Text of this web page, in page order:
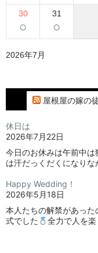
30
○
31
○
2026年7月
屋根屋の嫁の
休日は
2026年7月22日
今日のお休みは午前中
は汗だっくだくになり
Happy Wedding！
2026年5月18日
本人たちの解禁があっ
式でした
全力で人を